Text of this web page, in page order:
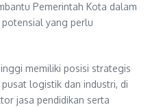
Pemerintah Kota dalam
yang perlu
memiliki posisi strategis
logistik dan industri, di
jasa pendidikan serta